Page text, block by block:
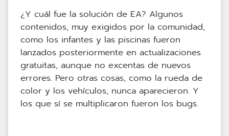
¿Y cuál fue la solución de EA? Algunos
contenidos, muy exigidos por la comunidad,
como los infantes y las piscinas fueron
lanzados posteriormente en actualizaciones
gratuitas, aunque no excentas de nuevos
errores. Pero otras cosas, como la rueda de
color y los vehículos, nunca aparecieron. Y
los que sí se multiplicaron fueron los bugs.